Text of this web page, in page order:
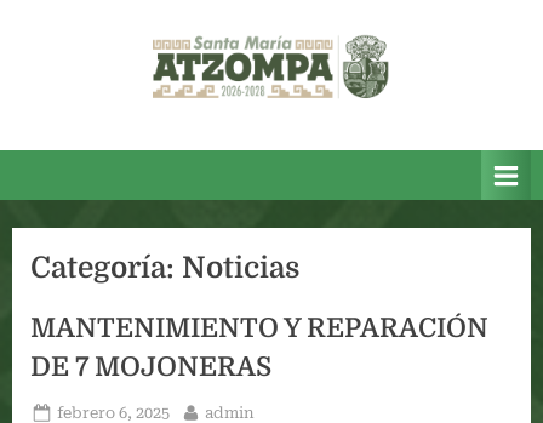
Categoría: Noticias
MANTENIMIENTO Y REPARACIÓN
DE 7 MOJONERAS
Posted
febrero 6, 2025 By
admin